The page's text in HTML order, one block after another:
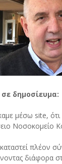
δημοσίευμα:
μέσω site, ότι
Νοσοκομείο
καταστεί πλέον
διάφορα